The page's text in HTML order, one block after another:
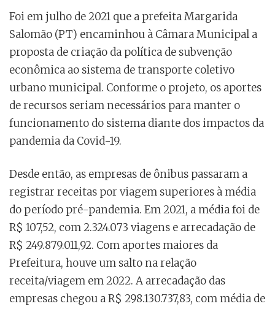
Foi em julho de 2021 que a prefeita Margarida
Salomão (PT) encaminhou à Câmara Municipal a
proposta de criação da política de subvenção
econômica ao sistema de transporte coletivo
urbano municipal. Conforme o projeto, os aportes
de recursos seriam necessários para manter o
funcionamento do sistema diante dos impactos da
pandemia da Covid-19.
Desde então, as empresas de ônibus passaram a
registrar receitas por viagem superiores à média
do período pré-pandemia. Em 2021, a média foi de
R$ 107,52, com 2.324.073 viagens e arrecadação de
R$ 249.879.011,92. Com aportes maiores da
Prefeitura, houve um salto na relação
receita/viagem em 2022. A arrecadação das
empresas chegou a R$ 298.130.737,83, com média de